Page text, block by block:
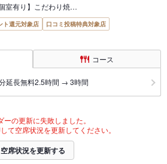
室有り】こだわり焼…
ト還元対象店
口コミ投稿特典対象店
コース
延長無料2.5時間 → 3時間
ーの更新に失敗しました。
て空席状況を更新してください。
空席状況を更新する